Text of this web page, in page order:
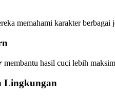
memahami karakter berbagai
membantu hasil cuci lebih
Lingkungan